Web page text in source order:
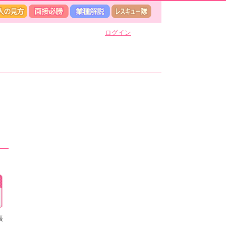
ログイン